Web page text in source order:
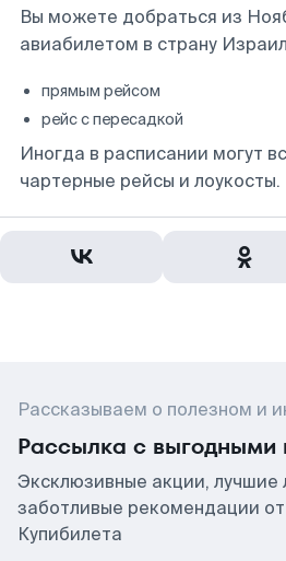
Вы можете добраться из
авиабилетом в страну
прямым рейсом
рейс с пересадкой
Иногда в расписании могут
чартерные рейсы и лоукосты.
Рассказываем о полезном и
Рассылка с выгодными
Эксклюзивные акции, лучшие
заботливые рекомендации
Купибилета